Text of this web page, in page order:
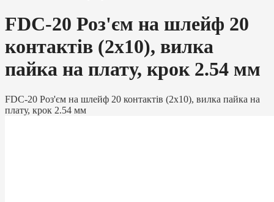
FDC-20 Роз'єм на шлейф 20
контактів (2х10), вилка
пайка на плату, крок 2.54 мм
FDC-20 Роз'єм на шлейф 20 контактів (2х10), вилка пайка на
плату, крок 2.54 мм